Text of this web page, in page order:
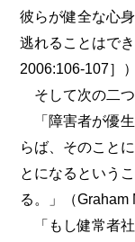
彼らが健全な心
逃れることはで
2006:106-107］）
そして次の二つ
「障害者が優
らば、そのこと
とになるという
る。」（Graham
「もし健常者